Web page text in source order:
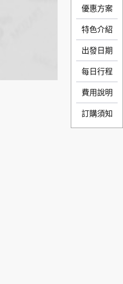
優惠方案
特色介紹
出發日期
每日行程
費用說明
訂購須知